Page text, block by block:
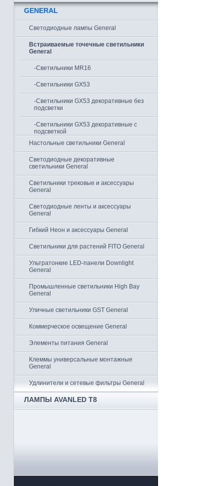
GENERAL
Светодиодные лампы General
Встраиваемые точечные светильники
General
-Светильники MR16
-Светильники GX53
-Светильники GX53 декоративные без
подсветки
-Светильники GX53 декоративные с
подсветкой
Настольные светильники General
Светодиодные декоративные
светильники General
Светильники трековые и аксессуары
General
Светодиодные ленты и аксессуары
General
Гибкий Неон и аксессуары General
Светильники для растений FITO General
Ультратонкие LED-панели Downlight
General
Промышленные светильники High Bay
General
Уличные светильники GST General
Коммерческое освещение General
Элементы питания General
Клеммы универсальные монтажные
General
Удлинители и сетевые фильтры General
ЛАМПЫ AVANLED T8